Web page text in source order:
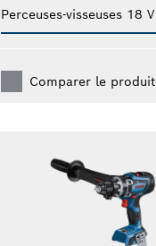
Perceuses-visseuses 18 V
Comparer le produit